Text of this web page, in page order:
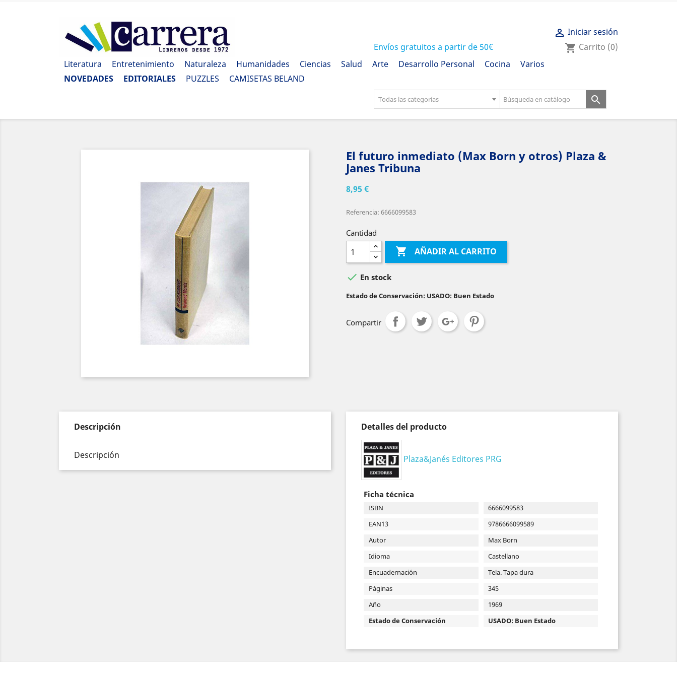
Envíos gratuitos a partir de 50€
Literatura
Entretenimiento Naturaleza Humanidades Ciencias Salud Arte Desarrollo Personal Cocina
Varios
NOVEDADES
EDITORIALES PUZZLES CAMISETAS BELAND
 Iniciar sesión
shopping_cart Carrito (0)
Todas las categorías 
El futuro inmediato (Max Born y otros) Plaza &
Janes Tribuna
8,95 €
Referencia: 6666099583
Cantidad
 AÑADIR AL CARRITO
 En stock
Estado de Conservación: USADO: Buen Estado
Compartir
Descripción
Descripción
Detalles del producto
Plaza&Janés Editores PRG
Ficha técnica
ISBN
6666099583
EAN13
9786666099589
Autor
Max Born
Idioma
Castellano
Encuadernación
Tela. Tapa dura
Páginas
345
Año
1969
Estado de Conservación
USADO: Buen Estado